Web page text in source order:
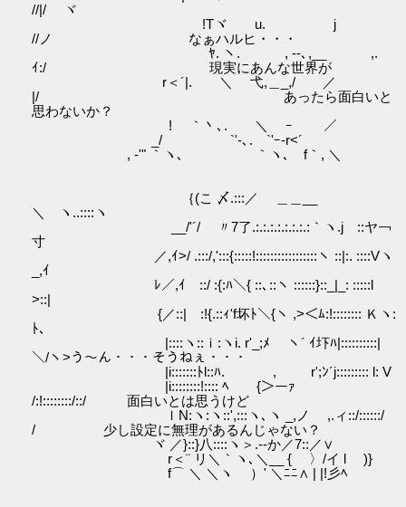
//|/ ヾ
!Tヾ u. j
//ノ なぁハルヒ・・・
ﾔ. ヽ. , ‐-､,__ ,.
ｲ:/ 現実にあんな世界が
r＜´|. ＼ 弋,＿_,/ ／
|/ あったら面白いと
思わないか？
! ｀丶､. ＼ ｰ ／
_/ `'-､. `'ｰ-r<´
, -'" ｀ヽ､ ｀ヽ､ f｀, ＼
｛(こ 〆.:::／ ＿＿__
＼ ヽ..::::ヽ
__/'´/ 〃7了.:.:.:.:.:.:.:.:｀ヽ.j ::ヤ￢
寸
／,ｲ>/ .:::/,':::{:::::!:::::::::::::::::ヽ ::|:. ::::Vヽ
_,ｲ
ﾚ／,ｲ ::/ :{:ﾊ＼{ ::､::ヽ ::::::}::_|_: :::::l
>::|
{／::| :!{.::ｨ'f坏ﾄ＼{ヽ ,>＜ﾑ:!:::::::: Ｋヽ:
ﾄ､
|::::ヽ::ｉ:ヽi. r'_;ﾒ ヽ´ ｲ圷ﾊ|::::::::::|
＼/ヽ>う～ん・・・そうねぇ・・・
|i:::::::ﾄl::ﾊ. , r';ﾝ´j::::::::: l: V
|i::::::::!:::: ﾍ {＞ーｧ
/:!::::::::/::/ 面白いとは思うけど
ｌN:ヽ:ヽ::',:::ヽ､ヽ _,ノ ,.ィ::/::::::/
/ 少し設定に無理があるんじゃない？
ヾ ／}::}八::::ヽ＞.-‐か／7::／∨
r＜¨ リ＼｀ヽ､＼__ { 〉/イ l )}
f⌒ ＼ ＼ヽ ）' ＼ﾆﾆ∧ | |!彡ﾍ